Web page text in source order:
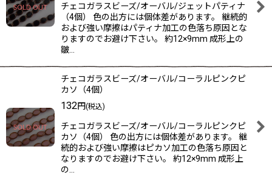
チェコガラスビーズ/オーバル/ジェットパティナ
（4個） 色の出方には個体差があります。 継続的
および強い摩擦はパティナ加工の色落ち原因とな
りますのでお避け下さい。 約12×9mm 成形上の
皺…
チェコガラスビーズ/オーバル/コーラルピンクピ
カソ（4個）
132円(税込)
チェコガラスビーズ/オーバル/コーラルピンクピ
カソ（4個） 色の出方には個体差があります。 継
続的および強い摩擦はピカソ加工の色落ち原因と
なりますのでお避け下さい。 約12×9mm 成形上
の…